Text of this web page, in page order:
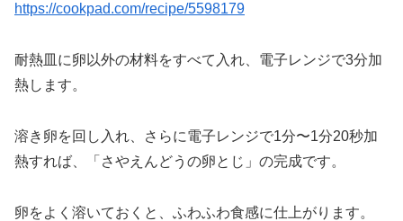
https://cookpad.com/recipe/5598179
耐熱皿に卵以外の材料をすべて入れ、電子レンジで3分加
熱します。
溶き卵を回し入れ、さらに電子レンジで1分〜1分20秒加
熱すれば、「さやえんどうの卵とじ」の完成です。
卵をよく溶いておくと、ふわふわ食感に仕上がります。